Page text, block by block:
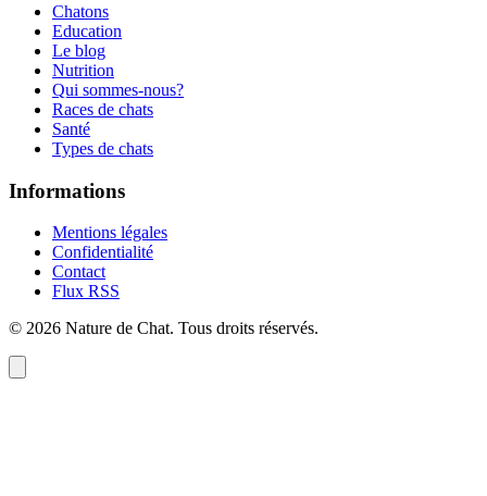
Chatons
Education
Le blog
Nutrition
Qui sommes-nous?
Races de chats
Santé
Types de chats
Informations
Mentions légales
Confidentialité
Contact
Flux RSS
© 2026 Nature de Chat. Tous droits réservés.